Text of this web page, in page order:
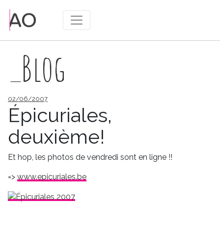
_Blog
Publié
02/06/2007
Épicuriales,
deuxième!
Et hop, les photos de vendredi sont en ligne !!
=> www.epicuriales.be